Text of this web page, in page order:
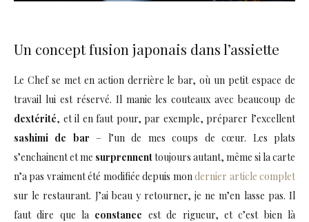
Un concept fusion japonais dans l’assiette
Le Chef se met en action derrière le bar, où un petit espace de
travail lui est réservé. Il manie les couteaux avec beaucoup de
dextérité, et il en faut pour, par exemple, préparer l’excellent
sashimi de bar – l’un de mes coups de cœur. Les plats
s’enchainent et me surprennenttoujours autant, même si la carte
n’a pas vraiment été modifiée depuis mondernier article complet
sur le restaurant. J’ai beau y retourner, je ne m’en lasse pas. Il
faut dire que la constance est de rigueur, et c’est bien là